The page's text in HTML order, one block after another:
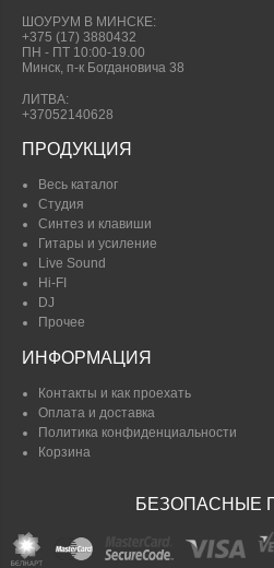
ШОУРУМ В МИНСКЕ:
+375 (17) 3880432
ПН - ПТ 10:00-19.00
Минск, п-к Богдановича 38
ЛИТВА:
+37052140628
ПРОДУКЦИЯ
Весь каталог
Студия
Синтез и клавиши
Гитары и усиление
Live Sound
Hi-FI
DJ
Прочее
ИНФОРМАЦИЯ
Контакты и как проехать
Оплата и доставка
Политика конфиденциальности
Корзина
БЕЗОПАСНЫЕ